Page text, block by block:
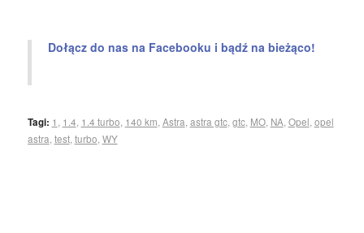
Dołącz do nas na Facebooku i bądź na bieżąco!
Tagi: 1 1.4 1.4 turbo 140 km Astra astra gtc, gtc, MO, NA Opel opel
astra test, turbo WY